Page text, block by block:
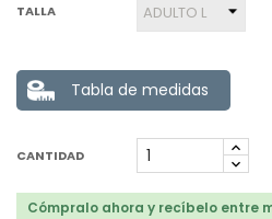
TALLA
Tabla de medidas
CANTIDAD
Cómpralo ahora y recíbelo entre